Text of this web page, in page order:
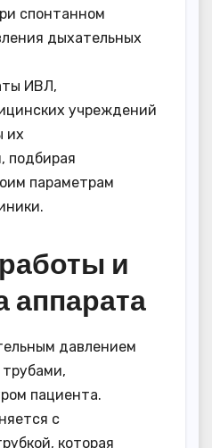
спонтанном
дыхательных
ИВЛ,
учреждений
их
подбирая
параметрам
и
аппарата
давлением
пациента.
с
которая